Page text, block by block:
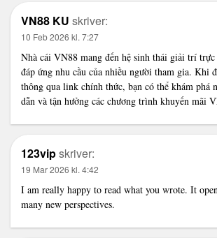
VN88 KU skriver:
10 Feb 2026 kl. 7:27
Nhà cái VN88 mang đến hệ sinh thái giải trí
đáp ứng nhu cầu của nhiều người tham gia. Khi
thông qua link chính thức, bạn có thể khám phá
dẫn và tận hưởng các chương trình khuyến mãi
123vipskriver:
19 Mar 2026 kl. 4:42
I am really happy to read what you wrote. It
many new perspectives.